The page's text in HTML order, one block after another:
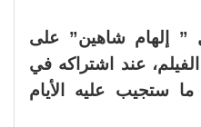
” إلهام شاهين” على
عند اشتراكه في
ستجيب عليه الأيام